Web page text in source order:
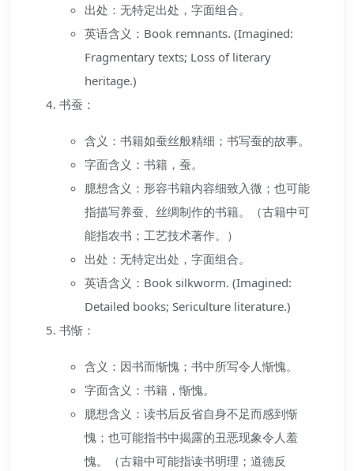
出处：无特定出处，字面组合。
英语含义：Book remnants. (Imagined:
Fragmentary texts; Loss of literary
heritage.)
书蚕：
含义：书籍如蚕丝般精细；书写蚕的故事。
字面含义：书籍，蚕。
臆想含义：形容书籍内容细致入微；也可能
指描写养蚕、丝绸制作的书籍。（古籍中可
能指农书；工艺技术著作。）
出处：无特定出处，字面组合。
英语含义：Book silkworm. (Imagined:
Detailed books; Sericulture literature.)
书惭：
含义：因书而惭愧；书中所写令人惭愧。
字面含义：书籍，惭愧。
臆想含义：读书后反省自身不足而感到惭
愧；也可能指书中揭露的丑恶现象令人羞
愧。（古籍中可能指读书明理；道德反